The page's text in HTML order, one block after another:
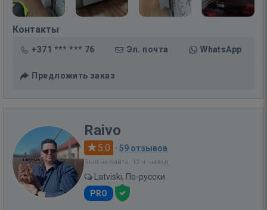
Контакты
+371 *** *** 76 Эл. почта WhatsApp
Предложить заказ
Raivo
5.0 · 59 отзывов
Был на сайте: 12 ч. назад
Latviski, По-русски
PRO